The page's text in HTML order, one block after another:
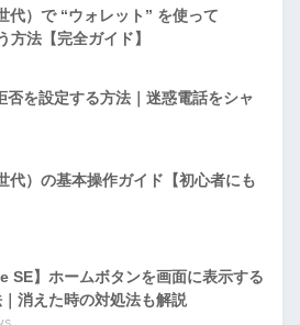
代）で “ウォレット” を使って
法【完全ガイド】
を設定する方法｜迷惑電話をシャ
代）の基本操作ガイド【初心者にも
SE】ホームボタンを画面に表示する
消えた時の対処法も解説